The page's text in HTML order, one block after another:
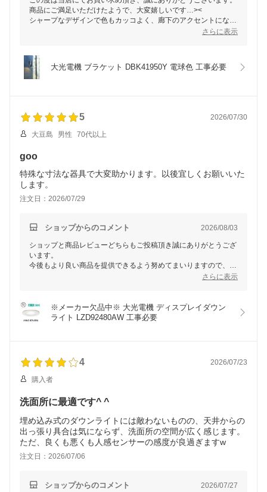
商品にご満足いただけたようで、大変嬉しいです…><
シャープなデザインで色もカッコよく、廊下のアクセントになり
てまいりますので、
またの機会がございましたら是非よろしくお願いいたします！
さらに表示
大光電機 ブラケット DBK41950Y 電球色 工事必要
5 2026/07/30
大豆島 男性 70代以上
goo
特殊な寸法な器具で大変助かります。以後宜しくお願いいた
します。
注文日：2026/07/29
ショップからのコメント 2026/08/03
ショップと商品レビューどちらもご投稿頂き誠にありがとうござ
います。
今後もより良い商品を提供できるよう努めてまいりますので、
さらに表示
※メーカー欠品中※ 大光電機 ディスプレイダウン
ライト LZD92480AW 工事必要
4 2026/07/23
購入者
洗面所に最適です^ ^
埋め込み式のダウンライトには敵わないものの、天井からの
出っ張り具合は気にならず、洗面所の空間が広く感じます。
ただ、良くも悪くも人感センサーの感度が良過ぎますw
注文日：2026/07/06
ショップからのコメント 2026/07/27